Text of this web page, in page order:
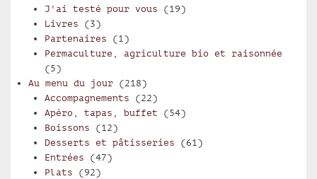
J'ai testé pour vous (19)
Livres (3)
Partenaires (1)
Permaculture, agriculture bio et raisonnée
(5)
Au menu du jour (218)
Accompagnements (22)
Apéro, tapas, buffet (54)
Boissons (12)
Desserts et pâtisseries (61)
Entrées (47)
Plats (92)